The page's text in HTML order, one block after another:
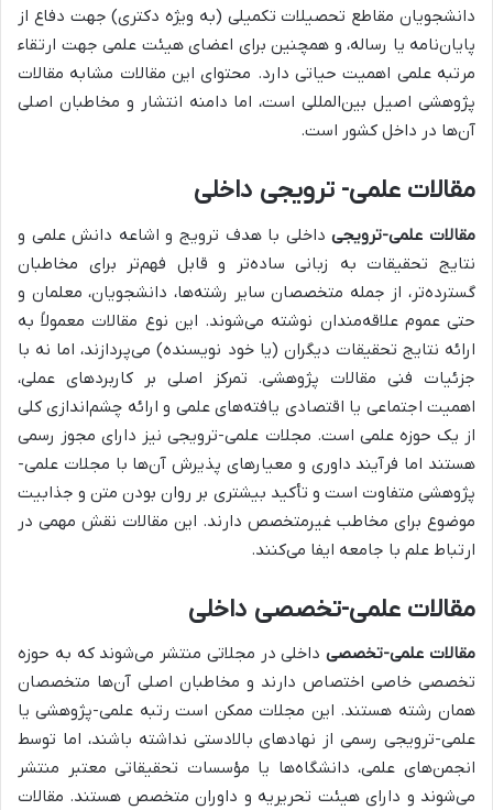
دانشجویان مقاطع تحصیلات تکمیلی (به ویژه دکتری) جهت دفاع از
پایان‌نامه یا رساله، و همچنین برای اعضای هیئت علمی جهت ارتقاء
مرتبه علمی اهمیت حیاتی دارد. محتوای این مقالات مشابه مقالات
پژوهشی اصیل بین‌المللی است، اما دامنه انتشار و مخاطبان اصلی
آن‌ها در داخل کشور است.
مقالات علمی- ترویجی داخلی
مقالات علمی-ترویجیداخلی با هدف ترویج و اشاعه دانش علمی و
نتایج تحقیقات به زبانی ساده‌تر و قابل فهم‌تر برای مخاطبان
گسترده‌تر، از جمله متخصصان سایر رشته‌ها، دانشجویان، معلمان و
حتی عموم علاقه‌مندان نوشته می‌شوند. این نوع مقالات معمولاً به
ارائه نتایج تحقیقات دیگران (یا خود نویسنده) می‌پردازند، اما نه با
جزئیات فنی مقالات پژوهشی. تمرکز اصلی بر کاربردهای عملی،
اهمیت اجتماعی یا اقتصادی یافته‌های علمی و ارائه چشم‌اندازی کلی
از یک حوزه علمی است. مجلات علمی-ترویجی نیز دارای مجوز رسمی
هستند اما فرآیند داوری و معیارهای پذیرش آن‌ها با مجلات علمی-
پژوهشی متفاوت است و تأکید بیشتری بر روان بودن متن و جذابیت
موضوع برای مخاطب غیرمتخصص دارند. این مقالات نقش مهمی در
ارتباط علم با جامعه ایفا می‌کنند.
مقالات علمی-تخصصی داخلی
مقالات علمی-تخصصیداخلی در مجلاتی منتشر می‌شوند که به حوزه
تخصصی خاصی اختصاص دارند و مخاطبان اصلی آن‌ها متخصصان
همان رشته هستند. این مجلات ممکن است رتبه علمی-پژوهشی یا
علمی-ترویجی رسمی از نهادهای بالادستی نداشته باشند، اما توسط
انجمن‌های علمی، دانشگاه‌ها یا مؤسسات تحقیقاتی معتبر منتشر
می‌شوند و دارای هیئت تحریریه و داوران متخصص هستند. مقالات